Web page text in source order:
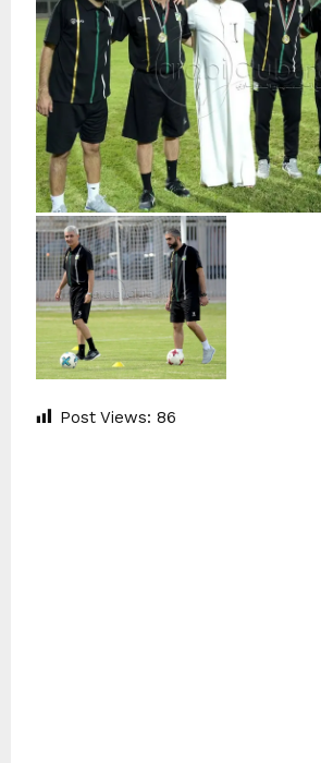
Post Views: 86